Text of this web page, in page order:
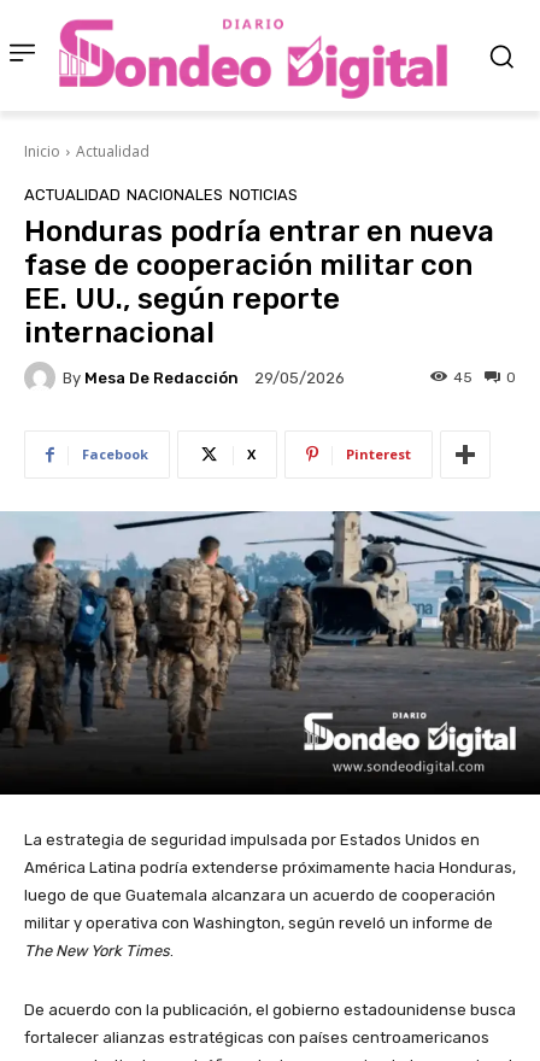
Inicio Actualidad
ACTUALIDAD NACIONALES NOTICIAS
Honduras podría entrar en nueva
fase de cooperación militar con
EE. UU., según reporte
internacional
By Mesa De Redacción 29/05/2026 0
45
Facebook X Pinterest
La estrategia de seguridad impulsada por Estados Unidos en
América Latina podría extenderse próximamente hacia Honduras,
luego de que Guatemala alcanzara un acuerdo de cooperación
militar y operativa con Washington, según reveló un informe de
The New York Times.
De acuerdo con la publicación, el gobierno estadounidense busca
fortalecer alianzas estratégicas con países centroamericanos